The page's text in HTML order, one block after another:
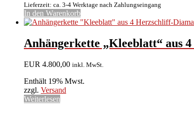
Lieferzeit: ca. 3-4 Werktage nach Zahlungseingang
In den Warenkorb
Anhängerkette „Kleeblatt“ aus
EUR 4.800,00 inkl. MwSt.
Enthält 19% Mwst.
zzgl. Versand
Weiterlesen